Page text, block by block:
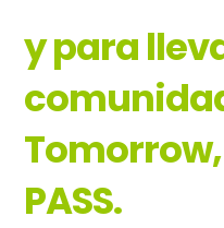
y para
PASS.